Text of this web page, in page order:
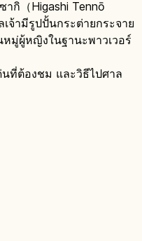
กิ（Higashi Tennō
จ้ามีรูปปั้นกระต่ายกระจาย
มู่ผู้หญิงในฐานะพาวเวอร์
ที่ต้องชม และวิธีไปศาล